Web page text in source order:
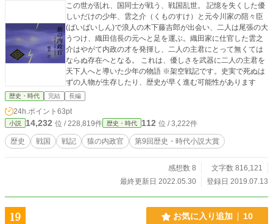
この世が乱れ、国同士が戦う、戦国乱世。 記憶を失くした優
しいだけの少年、雲之介（くものすけ）と元今川家の陪々臣
(ばいばいしん)で浪人の木下藤吉郎が出会い、二人は尾張の大
うつけ、織田信長の元へと足を運ぶ。織田家に仕官した雲之
介はやがて内政の才を発揮し、二人の主君にとって無くては
ならぬ存在へとなる。 これは、優しさを武器に二人の主君を
天下人へと導いた少年の物語 ※架空戦記です。史実で死ぬは
ずの人物が生存したり、歴史が早く進む可能性があります
歴史・時代 完結 長編
24h.ポイント 63pt
小説 14,232 位 / 228,819件 歴史・時代 112 位 / 3,222件
歴史 戦国 戦記 猿の内政官 第9回歴史・時代小説大賞
感想数 8
文字数 816,121
最終更新日 2022.05.30
登録日 2019.07.13
19 お気に入り追加 10